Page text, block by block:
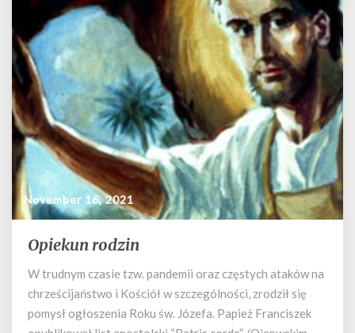
November 16, 2021
Opiekun
Opiekun rodzin
W trudnym czasie tzw. pandemii oraz częstych ataków na
chrześcijaństwo i Kościół w szczególności, zrodził się
pomysł ogłoszenia Roku św. Józefa. Papież Franciszek